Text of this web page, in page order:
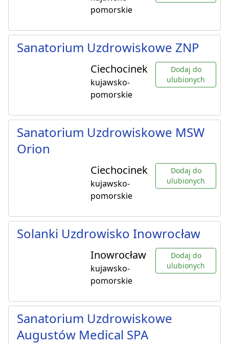
pomorskie
Sanatorium Uzdrowiskowe ZNP
Ciechocinek
kujawsko-
pomorskie
Dodaj do
ulubionych
Sanatorium Uzdrowiskowe MSW
Orion
Ciechocinek
kujawsko-
pomorskie
Dodaj do
ulubionych
Solanki Uzdrowisko Inowrocław
Inowrocław
kujawsko-
pomorskie
Dodaj do
ulubionych
Sanatorium Uzdrowiskowe
Augustów Medical SPA